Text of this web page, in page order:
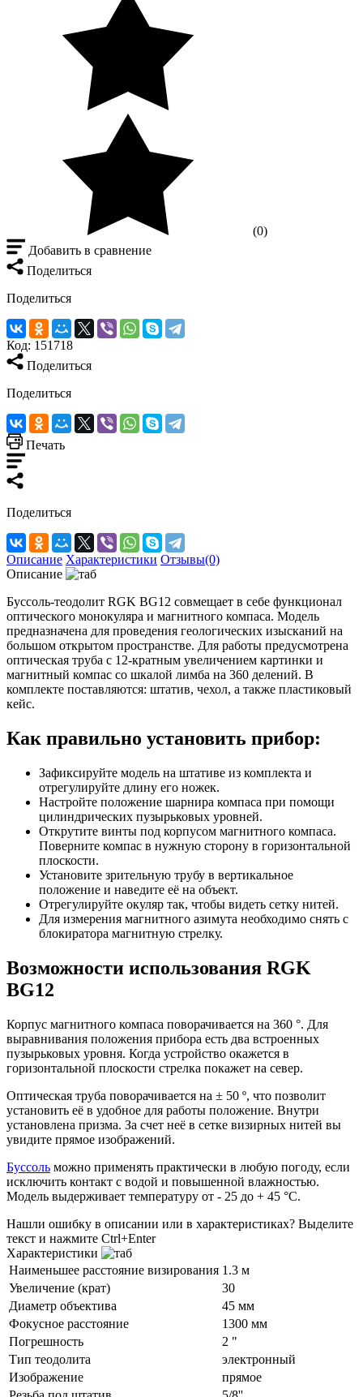
(0)
Добавить в сравнение
Поделиться
Поделиться
Код: 151718
Поделиться
Поделиться
Печать
Поделиться
Описание Характеристики Отзывы(0)
Описание
Буссоль-теодолит RGK BG12 совмещает в себе функционал
оптического монокуляра и магнитного компаса. Модель
предназначена для проведения геологических изысканий на
большом открытом пространстве. Для работы предусмотрена
оптическая труба с 12-кратным увеличением картинки и
магнитный компас со шкалой лимба на 360 делений. В
комплекте поставляются: штатив, чехол, а также пластиковый
кейс.
Как правильно установить прибор:
Зафиксируйте модель на штативе из комплекта и
отрегулируйте длину его ножек.
Настройте положение шарнира компаса при помощи
цилиндрических пузырьковых уровней.
Открутите винты под корпусом магнитного компаса.
Поверните компас в нужную сторону в горизонтальной
плоскости.
Установите зрительную трубу в вертикальное
положение и наведите её на объект.
Отрегулируйте окуляр так, чтобы видеть сетку нитей.
Для измерения магнитного азимута необходимо снять с
блокиратора магнитную стрелку.
Возможности использования RGK
BG12
Корпус магнитного компаса поворачивается на 360 °. Для
выравнивания положения прибора есть два встроенных
пузырьковых уровня. Когда устройство окажется в
горизонтальной плоскости стрелка покажет на север.
Оптическая труба поворачивается на ± 50 º, что позволит
установить её в удобное для работы положение. Внутри
установлена призма. За счет неё в сетке визирных нитей вы
увидите прямое изображений.
Буссоль можно применять практически в любую погоду, если
исключить контакт с водой и повышенной влажностью.
Модель выдерживает температуру от - 25 до + 45 °C.
Нашли ошибку в описании или в характеристиках? Выделите
текст и нажмите Ctrl+Enter
Характеристики
Наименьшее расстояние визирования 1.3 м
Увеличение (крат)
30
Диаметр объектива
45 мм
Фокусное расстояние
1300 мм
Погрешность
2 "
Тип теодолита
электронный
Изображение
прямое